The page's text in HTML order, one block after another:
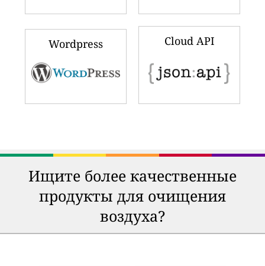
Wordpress Cloud API
Ищите более качественные
продукты для очищения
воздуха?